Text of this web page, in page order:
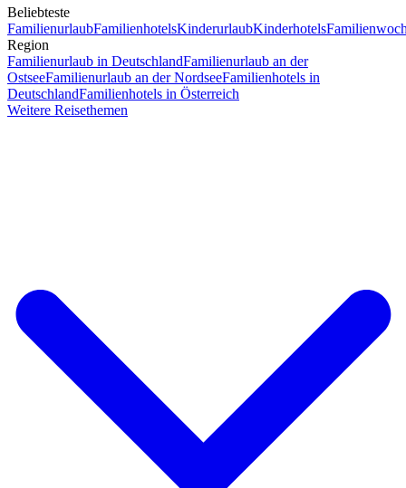
Beliebteste
FamilienurlaubFamilienhotelsKinderurlaubKinderhotels
Region
Familienurlaub in DeutschlandFamilienurlaub an der
OstseeFamilienurlaub an der NordseeFamilienhotels in
DeutschlandFamilienhotels in Österreich
Weitere Reisethemen